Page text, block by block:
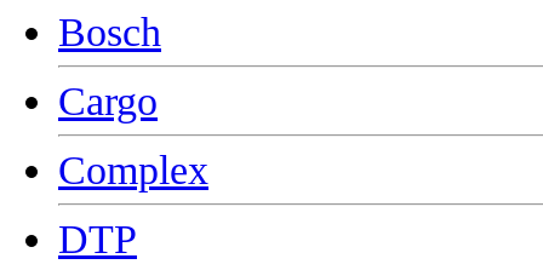
Bosch
Cargo
Complex
DTP